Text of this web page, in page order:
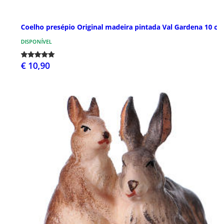
Coelho presépio Original madeira pintada Val Gardena 10
DISPONÍVEL
€ 10,90